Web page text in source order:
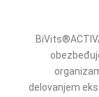
delovanjem